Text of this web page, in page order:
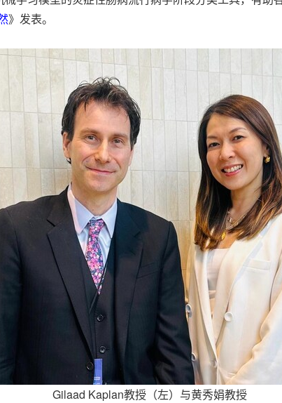
》发表。
Gilaad Kaplan教授（左）与黄秀娟教授